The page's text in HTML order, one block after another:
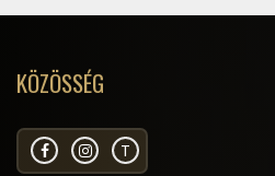
KÖZÖSSÉG
T